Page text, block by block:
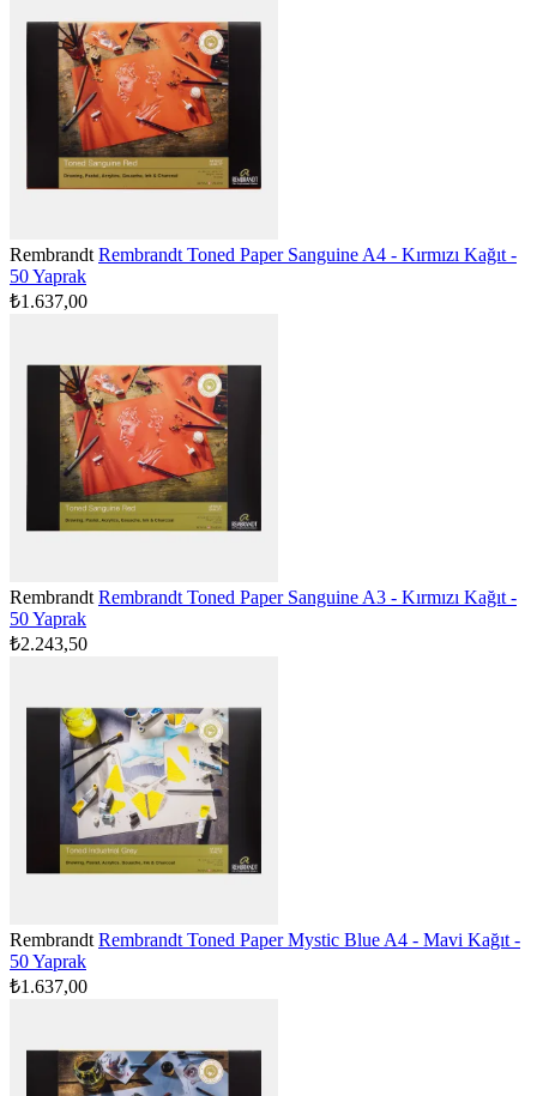
Rembrandt Rembrandt Toned Paper Sanguine A4 - Kırmızı Kağıt -
50 Yaprak
₺1.637,00
Rembrandt Rembrandt Toned Paper Sanguine A3 - Kırmızı Kağıt -
50 Yaprak
₺2.243,50
Rembrandt Rembrandt Toned Paper Mystic Blue A4 - Mavi Kağıt -
50 Yaprak
₺1.637,00